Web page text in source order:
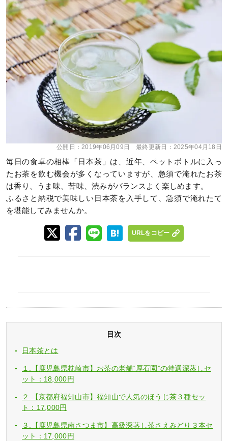
公開日：2019年06月09日 最終更新日： 2025年04月18日
毎日の食卓の相棒「日本茶」は、近年、ペットボトルに入っ
たお茶を飲む機会が多くなっていますが、急須で淹れたお茶
は香り、うま味、苦味、渋みがバランスよく楽しめます。
ふるさと納税で美味しい日本茶を入手して、急須で淹れたて
を堪能してみませんか。
URLをコピー
目次
日本茶とは
１.【鹿児島県枕崎市】お茶の老舗“厚石園”の特選深蒸しセ
ット：18,000円
２.【京都府福知山市】福知山で人気のほうじ茶３種セッ
ト：17,000円
３.【鹿児島県南さつま市】高級深蒸し茶さえみどり３本セ
ット：17,000円